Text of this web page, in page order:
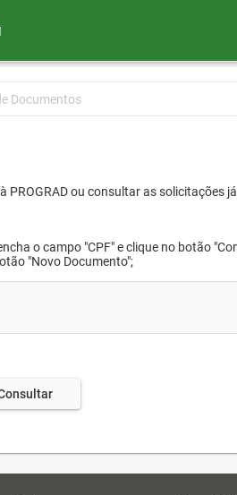
Documentos
ou consultar as solicitações
o campo "CPF" e clique no botão
"Novo Documento";